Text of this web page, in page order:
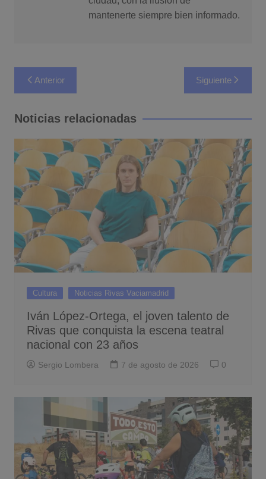
mantenerte siempre bien informado.
Navegación
de
entradas
Anterior Siguiente
Noticias relacionadas
Cultura Noticias Rivas Vaciamadrid
Iván López-Ortega, el joven talento de
Rivas que conquista la escena teatral
nacional con 23 años
Sergio Lombera 7 de agosto de 2026 0